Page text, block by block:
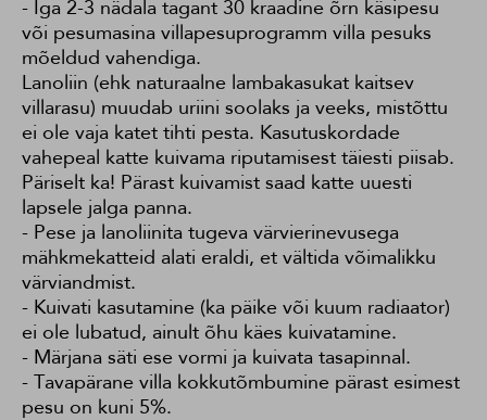
- Iga 2-3 nädala tagant 30 kraadine õrn käsipesu
või pesumasina villapesuprogramm villa pesuks
mõeldud vahendiga.
Lanoliin (ehk naturaalne lambakasukat kaitsev
villarasu) muudab uriini soolaks ja veeks, mistõttu
ei ole vaja katet tihti pesta. Kasutuskordade
vahepeal katte kuivama riputamisest täiesti piisab.
Päriselt ka! Pärast kuivamist saad katte uuesti
lapsele jalga panna.
- Pese ja lanoliinita tugeva värvierinevusega
mähkmekatteid alati eraldi, et vältida võimalikku
värviandmist.
- Kuivati kasutamine (ka päike või kuum radiaator)
ei ole lubatud, ainult õhu käes kuivatamine.
- Märjana säti ese vormi ja kuivata tasapinnal.
- Tavapärane villa kokkutõmbumine pärast esimest
pesu on kuni 5%.